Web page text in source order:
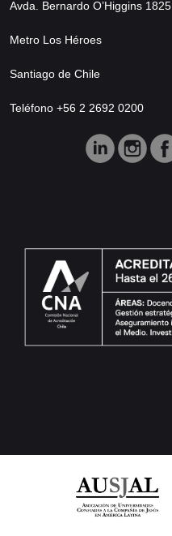
Avda. Bernardo O’Higgins 1825
Metro Los Héroes
Santiago de Chile
Teléfono +56 2 2692 0200